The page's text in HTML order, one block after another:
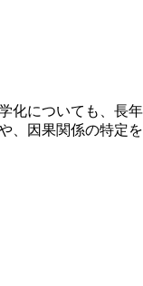
化についても、長
、因果関係の特定